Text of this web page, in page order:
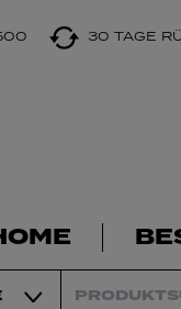
30 TAGE